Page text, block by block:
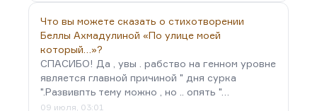
Что вы можете сказать о стихотворении
Беллы Ахмадулиной «По улице моей
который…»?
СПАСИБО! Да , увы . рабство на генном уровне
является главной причиной " дня сурка
".Развивпть тему можно , но .. опять "…
09 июля, 03:01